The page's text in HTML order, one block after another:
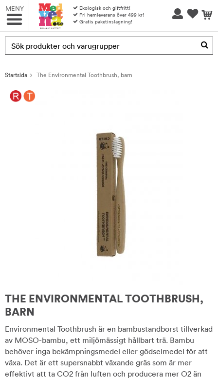
MENY
Ekologisk och giftfritt!
Fri hemleverans över 499 kr!
Gratis paketinslagning!
Produkten har blivit tillagd i varukorgen
Startsida The Environmental Toothbrush, barn
THE ENVIRONMENTAL TOOTHBRUSH,
BARN
Environmental Toothbrush är en bambustandborst tillverkad
av MOSO-bambu, ett miljömässigt hållbart trä. Bambu
behöver inga bekämpningsmedel eller gödselmedel för att
växa. Det är ett supersnabbt växande gräs som är mer
effektivt att ta CO2 från luften och producera mer O2 än